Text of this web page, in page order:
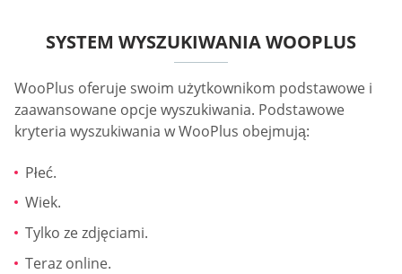
SYSTEM WYSZUKIWANIA WOOPLUS
WooPlus oferuje swoim użytkownikom podstawowe i
zaawansowane opcje wyszukiwania. Podstawowe
kryteria wyszukiwania w WooPlus obejmują:
Płeć.
Wiek.
Tylko ze zdjęciami.
Teraz online.